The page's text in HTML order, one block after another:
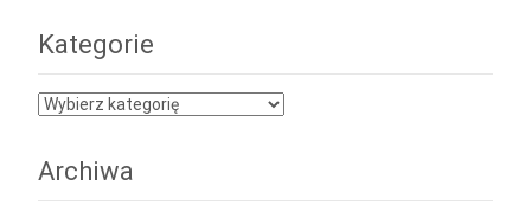
Kategorie
Kategorie
Archiwa